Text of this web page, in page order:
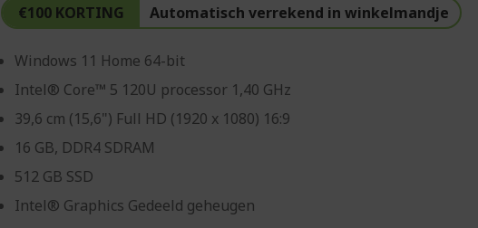
€100 KORTING Automatisch verrekend in winkelmandje
Windows 11 Home 64-bit
Intel® Core™ 5 120U processor 1,40 GHz
39,6 cm (15,6") Full HD (1920 x 1080) 16:9
16 GB, DDR4 SDRAM
512 GB SSD
Intel® Graphics Gedeeld geheugen